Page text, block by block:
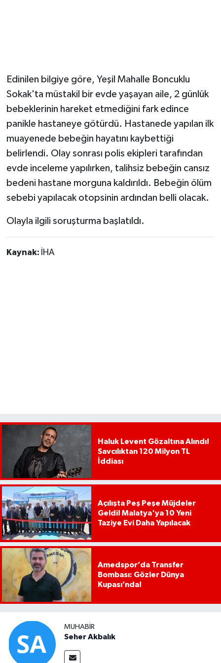
Edinilen bilgiye göre, Yeşil Mahalle Boncuklu
Sokak'ta müstakil bir evde yaşayan aile, 2 günlük
bebeklerinin hareket etmediğini fark edince
panikle hastaneye götürdü. Hastanede yapılan ilk
muayenede bebeğin hayatını kaybettiği
belirlendi. Olay sonrası polis ekipleri tarafından
evde inceleme yapılırken, talihsiz bebeğin cansız
bedeni hastane morguna kaldırıldı. Bebeğin ölüm
sebebi yapılacak otopsinin ardından belli olacak.
Olayla ilgili soruşturma başlatıldı.
Kaynak: İHA
Haluk Levent Gözaltına Alındı!
Savcılıktan 120 Milyon TL
İddiası
Açılışta Peş Peşe Müjdeler
Geldi! Malatya'ya 10 Yeni
Taziye Evi Daha Yapılacak
Amedspor’da Transfer
Bombası: Gözler Dünya
Kupası’nda!
MUHABIR
Seher Akbalık